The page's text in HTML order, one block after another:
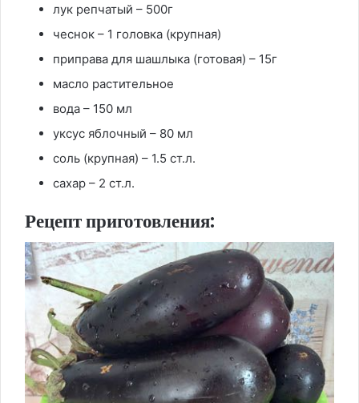
лук репчатый – 500г
чеснок – 1 головка (крупная)
приправа для шашлыка (готовая) – 15г
масло растительное
вода – 150 мл
уксус яблочный – 80 мл
соль (крупная) – 1.5 ст.л.
сахар – 2 ст.л.
Рецепт приготовления: